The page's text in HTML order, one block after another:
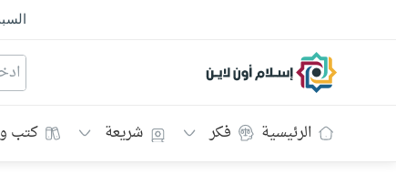
إسلام أون لاين
الرئيسية فكر شريعة كتب